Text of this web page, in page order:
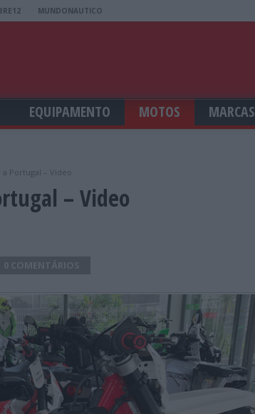
MUNDONAUTICO
EQUIPAMENTO MOTOS MARCAS
a Portugal – Video
– Video